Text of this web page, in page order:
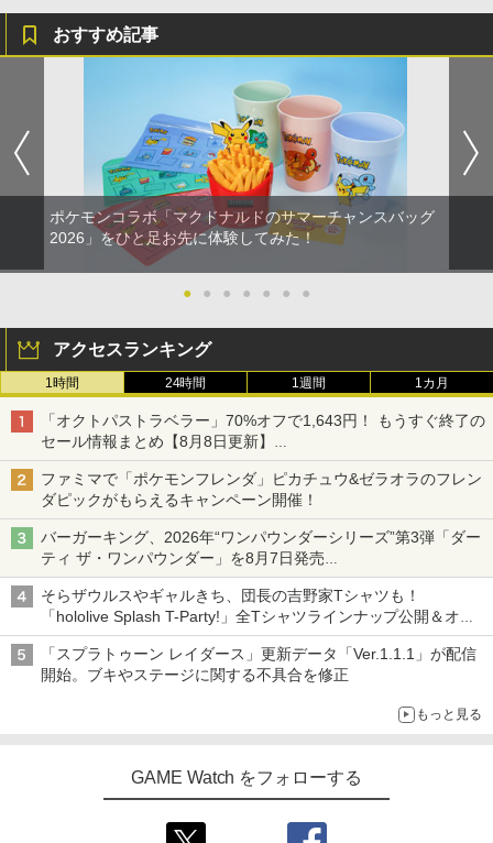
おすすめ記事
ポケモンコラボ「マクドナルドのサマーチャンスバッグ
2026」をひと足お先に体験してみた！
● ● ● ● ● ● ●
アクセスランキング
1時間 24時間 1週間 1カ月
「オクトパストラベラー」70%オフで1,643円！ もうすぐ終了の
セール情報まとめ【8月8日更新】
ニンテンドーeショップでは「大神 絶景版」が67%オフで990円
ファミマで「ポケモンフレンダ」ピカチュウ&ゼラオラのフレン
ダピックがもらえるキャンペーン開催！
バーガーキング、2026年“ワンパウンダーシリーズ”第3弾「ダー
ティ ザ・ワンパウンダー」を8月7日発売
「特製ガーリックマヨソース」を使用した超大型チーズバーガー
そらザウルスやギャルきち、団長の吉野家Tシャツも！
「hololive Splash T-Party!」全Tシャツラインナップ公開＆オン
ライン販売開始
「スプラトゥーン レイダース」更新データ「Ver.1.1.1」が配信
開始。ブキやステージに関する不具合を修正
もっと見る
GAME Watch をフォローする